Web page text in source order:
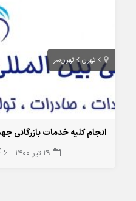
تهران تهران‌سر
انجام کلیه خدمات بازرگانی
29 تیر 1400